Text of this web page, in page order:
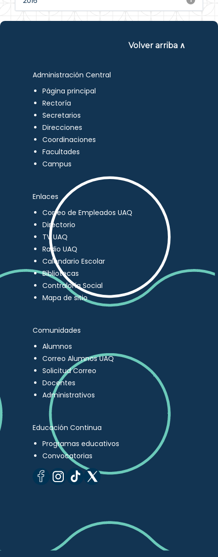
Volver arriba ∧
Administración Central
Página principal
Rectoría
Secretarios
Direcciones
Coordinaciones
Facultades
Campus
Enlaces
Correo de Empleados UAQ
Directorio
TV UAQ
Radio UAQ
Calendario Escolar
Bibliotecas
Contraloría Social
Mapa de sitio
Comunidades
Alumnos
Correo Alumnos UAQ
Solicitud Correo
Docentes
Administrativos
Educación Continua
Programas educativos
Convocatorias